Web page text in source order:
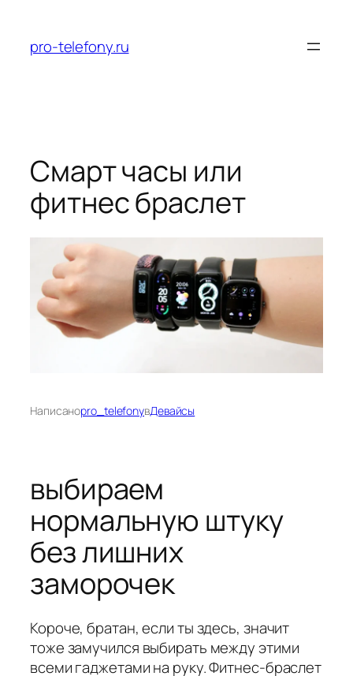
содержимому
pro-telefony.ru
Смарт часы или
фитнес браслет
Написаноpro_telefonyвДевайсы
выбираем
нормальную штуку
без лишних
заморочек
Короче, братан, если ты здесь, значит
тоже замучился выбирать между этими
всеми гаджетами на руку. Фитнес-браслет